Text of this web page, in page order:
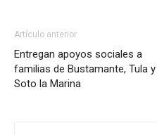
Artículo anterior
Entregan apoyos sociales a
familias de Bustamante, Tula y
Soto la Marina